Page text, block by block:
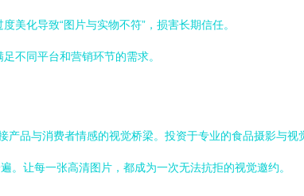
美化导致“图片与实物不符”，损害长期信任。
不同平台和营销环节的需求。
产品与消费者情感的视觉桥梁。投资于专业的食品摄影与
。让每一张高清图片，都成为一次无法抗拒的视觉邀约。